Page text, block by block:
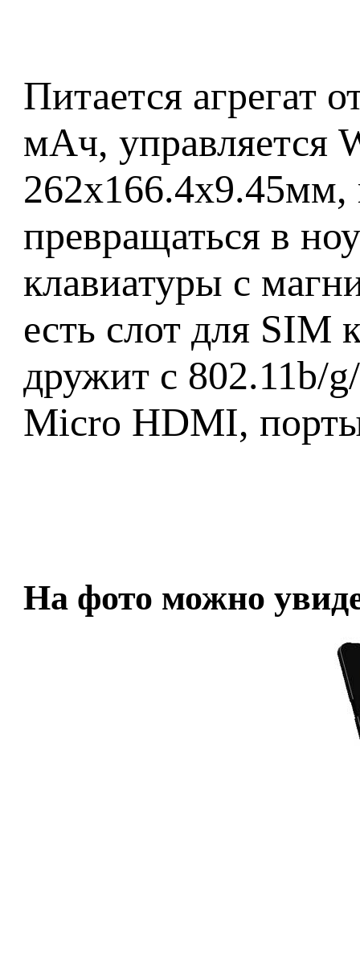
Питается агрегат
мАч, управляется
превращаться в
клавиатуры с
есть слот для SIM
дружит с 802.11b/
Micro HDMI,
На фото можно